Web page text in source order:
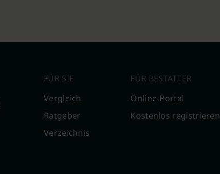
FÜR SIE
Vergleich
Ratgeber
Verzeichnis
FÜR BESTATTER
Online-Portal
Kostenlos registrieren